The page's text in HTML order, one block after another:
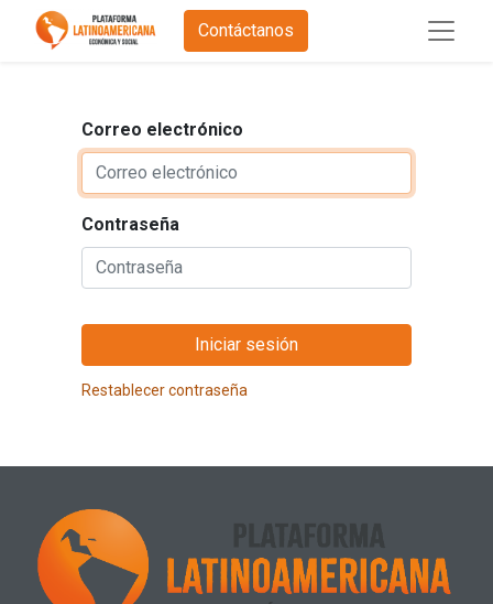
Contáctanos
Correo electrónico
Contraseña
Iniciar sesión
Restablecer contraseña